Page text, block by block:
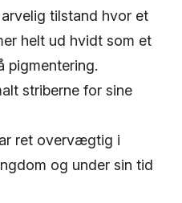
tilstand hvor et
helt ud hvidt som et
pigmentering.
striberne for sine
ret overvægtig i
og under sin tid